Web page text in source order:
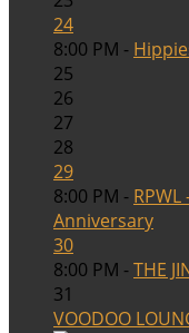
24
8:00 PM -
25
26
27
28
29
8:00 PM -
Anniversary
30
8:00 PM -THE
31
VOODOO